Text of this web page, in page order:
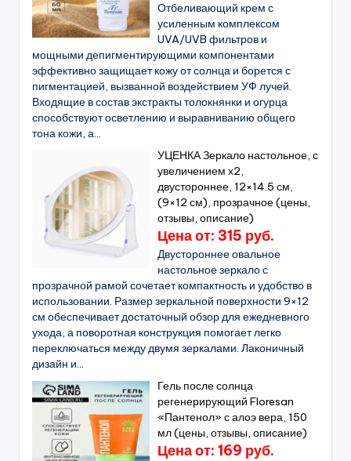
Отбеливающий крем с
усиленным комплексом
UVA/UVB фильтров и
мощными депигментирующими компонентами
эффективно защищает кожу от солнца и борется с
пигментацией, вызванной воздействием УФ лучей.
Входящие в состав экстракты толокнянки и огурца
способствуют осветлению и выравниванию общего
тона кожи, а...
УЦЕНКА Зеркало настольное, с
увеличением х2,
двустороннее, 12×14.5 см,
(9×12 см), прозрачное (цены,
отзывы, описание)
Цена от: 315 руб.
Двустороннее овальное
настольное зеркало с
прозрачной рамой сочетает компактность и удобство в
использовании. Размер зеркальной поверхности 9×12
см обеспечивает достаточный обзор для ежедневного
ухода, а поворотная конструкция помогает легко
переключаться между двумя зеркалами. Лаконичный
дизайн и...
Гель после солнца
регенерирующий Floresan
«Пантенол» с алоэ вера, 150
мл (цены, отзывы, описание)
Цена от: 169 руб.